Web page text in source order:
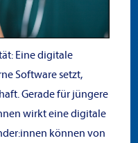
Eine digitale
Software setzt,
Gerade für jüngere
wirkt eine digitale
können von